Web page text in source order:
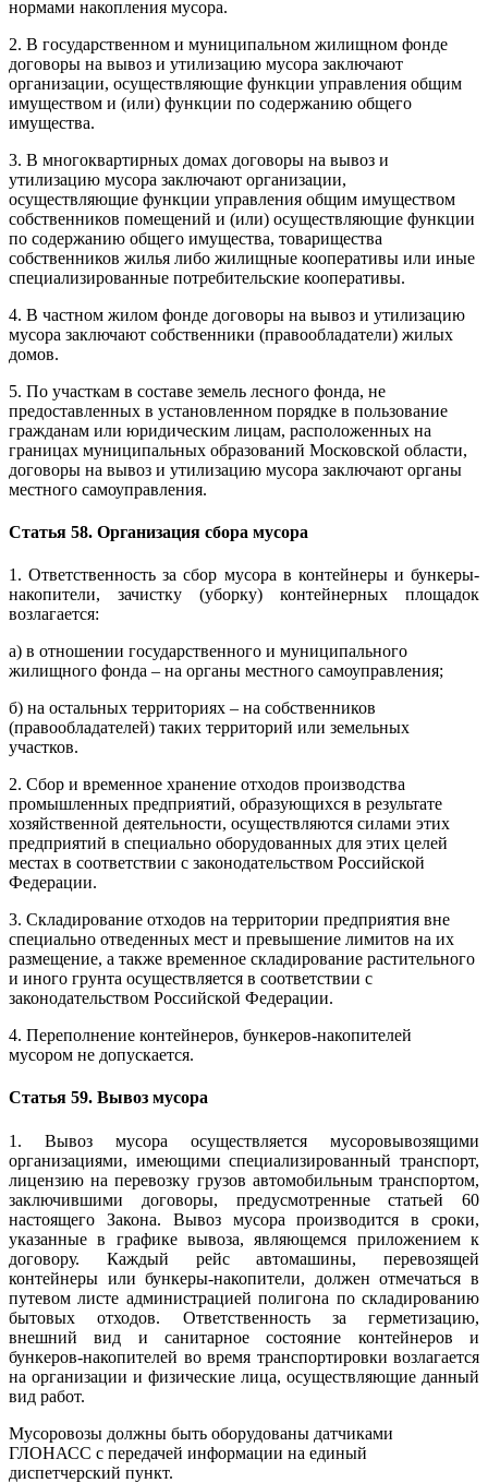
нормами накопления мусора.
2. В государственном и муниципальном жилищном фонде
договоры на вывоз и утилизацию мусора заключают
организации, осуществляющие функции управления общим
имуществом и (или) функции по содержанию общего
имущества.
3. В многоквартирных домах договоры на вывоз и
утилизацию мусора заключают организации,
осуществляющие функции управления общим имуществом
собственников помещений и (или) осуществляющие функции
по содержанию общего имущества, товарищества
собственников жилья либо жилищные кооперативы или иные
специализированные потребительские кооперативы.
4. В частном жилом фонде договоры на вывоз и утилизацию
мусора заключают собственники (правообладатели) жилых
домов.
5. По участкам в составе земель лесного фонда, не
предоставленных в установленном порядке в пользование
гражданам или юридическим лицам, расположенных на
границах муниципальных образований Московской области,
договоры на вывоз и утилизацию мусора заключают органы
местного самоуправления.
Статья 58. Организация сбора мусора
1. Ответственность за сбор мусора в контейнеры и бункеры-
накопители, зачистку (уборку) контейнерных площадок
возлагается:
а) в отношении государственного и муниципального
жилищного фонда – на органы местного самоуправления;
б) на остальных территориях – на собственников
(правообладателей) таких территорий или земельных
участков.
2. Сбор и временное хранение отходов производства
промышленных предприятий, образующихся в результате
хозяйственной деятельности, осуществляются силами этих
предприятий в специально оборудованных для этих целей
местах в соответствии с законодательством Российской
Федерации.
3. Складирование отходов на территории предприятия вне
специально отведенных мест и превышение лимитов на их
размещение, а также временное складирование растительного
и иного грунта осуществляется в соответствии с
законодательством Российской Федерации.
4. Переполнение контейнеров, бункеров-накопителей
мусором не допускается.
Статья 59. Вывоз мусора
1. Вывоз мусора осуществляется мусоровывозящими
организациями, имеющими специализированный транспорт,
лицензию на перевозку грузов автомобильным транспортом,
заключившими договоры, предусмотренные статьей 60
настоящего Закона. Вывоз мусора производится в сроки,
указанные в графике вывоза, являющемся приложением к
договору. Каждый рейс автомашины, перевозящей
контейнеры или бункеры-накопители, должен отмечаться в
путевом листе администрацией полигона по складированию
бытовых отходов. Ответственность за герметизацию,
внешний вид и санитарное состояние контейнеров и
бункеров-накопителей во время транспортировки возлагается
на организации и физические лица, осуществляющие данный
вид работ.
Мусоровозы должны быть оборудованы датчиками
ГЛОНАСС с передачей информации на единый
диспетчерский пункт.